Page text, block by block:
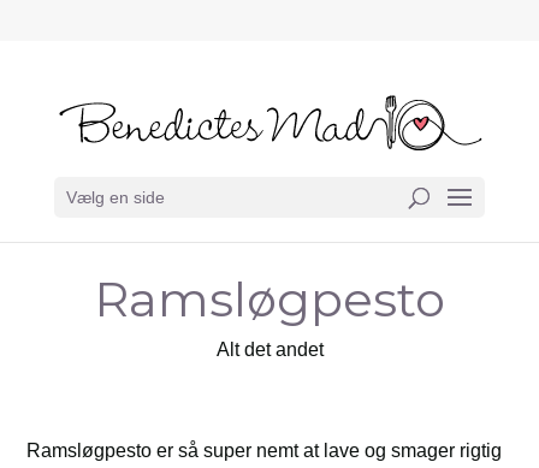
Vælg en side
Ramsløgpesto
Alt det andet
Ramsløgpesto er så super nemt at lave og smager rigtig